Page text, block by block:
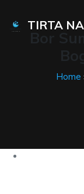
TIRTA
Home